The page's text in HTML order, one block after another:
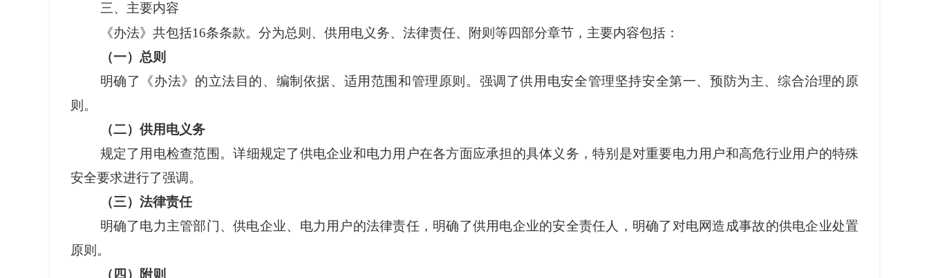
三、主要内容
《办法》 共包括16条条款。 分为总则、供用电义务、法律责任、附则等四部分章节，主要内容包括：
（一） 总则
明确了《办法》的立法目的、 编制依据、 适用范围和管理原则。强调了供用电安全管理坚持安全第一、预防为主、综合治理的原
则。
（二）供用电义务
规定了 用电检查范围 。详细规定了供电企业和电力用户在各方面应承担的具体义务，特别是对重要电力用户和高危行业用户的特殊
安全要求进行了强调。
（三）法律责任
明确了电力主管部门、供电企业、电力用户的法律责任， 明确了供用电企业的安全责任人 ， 明确了对电网造成事故的供电企业处置
原则。
（ 四 ）附则